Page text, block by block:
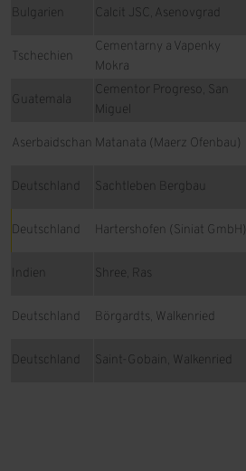
Bulgarien Calcit JSC, Asenovgrad
Tschechien
Cementarny a Vapenky
Mokra
Guatemala
Cementor Progreso, San
Miguel
Aserbaidschan Matanata (Maerz Ofenbau)
Deutschland Sachtleben Bergbau
Deutschland Hartershofen (Siniat GmbH)
Indien Shree, Ras
Deutschland Börgardts, Walkenried
Deutschland Saint-Gobain, Walkenried